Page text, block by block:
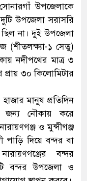
উপজেলাকে
উপজেলা সরাসরি
না। দুই উপজেলা
(শীতলক্ষ্যা-১ সেতু)
নদীপথের মাত্র ৩
৩০ কিলোমিটার
মানুষ প্রতিদিন
জন্য নৌকায় করে
ও মুন্সীগঞ্জ
পাড়ি দিয়ে বন্দর বা
বন্দর
বন্দর উপজেলা ও